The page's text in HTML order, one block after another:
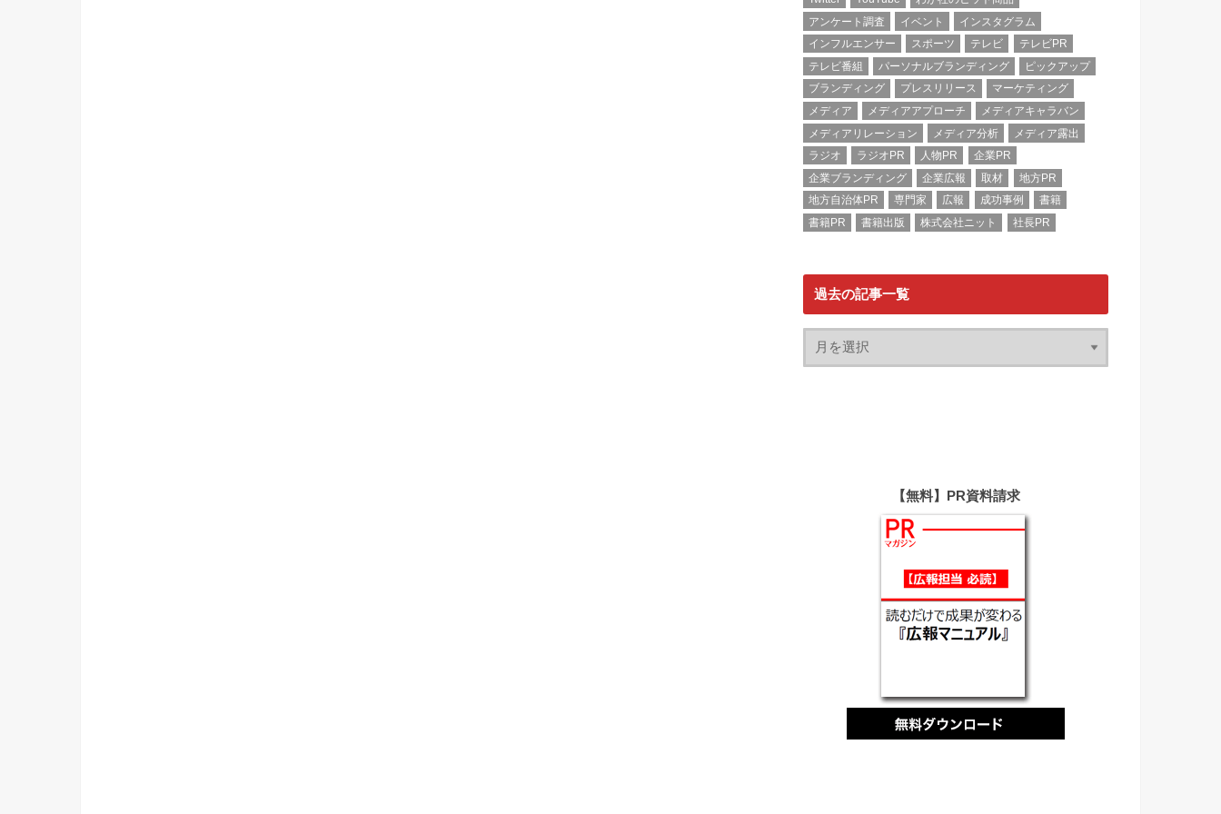
アンケート調査
イベント
インスタグラム
インフルエンサー
スポーツ テレビ
テレビPR
テレビ番組
パーソナルブランディング
ピックアップ
ブランディング
プレスリリース
マーケティング
メディア
メディアアプローチ
メディアキャラバン
メディアリレーション
メディア分析
メディア露出
ラジオ
ラジオPR 人物PR
企業PR
企業ブランディング
企業広報 取材
地方PR
地方自治体PR
専門家 広報 成功事例
書籍
書籍PR
書籍出版 株式会社ニット 社長PR
過去の記事一覧
【無料】PR資料請求